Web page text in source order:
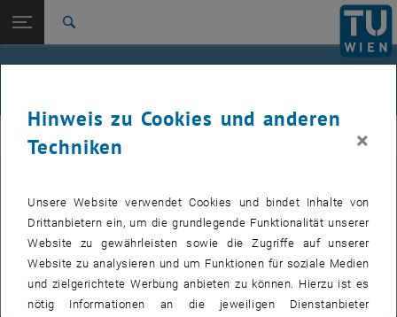
TU Login
Studium
International
Zur 1. Menü Ebene
Institut für Angewandte Physik
Zurück: Subseiten von Institut für Angewandte Physik auflisten
Zurück zur letzten Ebene:
Institut für Angewandte Physik
IAP
englischen Version, öffnet eine externe URL
dieser Seite veröffentlicht.
Für interne Nutzer findet sich im E134 Colab Bereich , öffnet eine
die Übersicht
der nächsten Seminarvorträge und zu buchenden Termine.
Hinweis zu Cookies und anderen
Techniken
×
Unsere Website verwendet Cookies und bindet Inhalte von
Drittanbietern ein, um die grundlegende Funktionalität unserer
Website zu gewährleisten sowie die Zugriffe auf unserer
Website zu analysieren und um Funktionen für soziale Medien
und zielgerichtete Werbung anbieten zu können. Hierzu ist es
nötig Informationen an die jeweiligen Dienstanbieter